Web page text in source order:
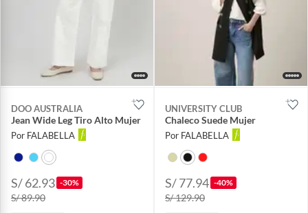
DOO AUSTRALIA
Jean Wide Leg Tiro Alto Mujer
Por FALABELLA
S/ 62.93 -30%
S/ 89.90
UNIVERSITY CLUB
Chaleco Suede Mujer
Por FALABELLA
S/ 77.94 -40%
S/ 129.90